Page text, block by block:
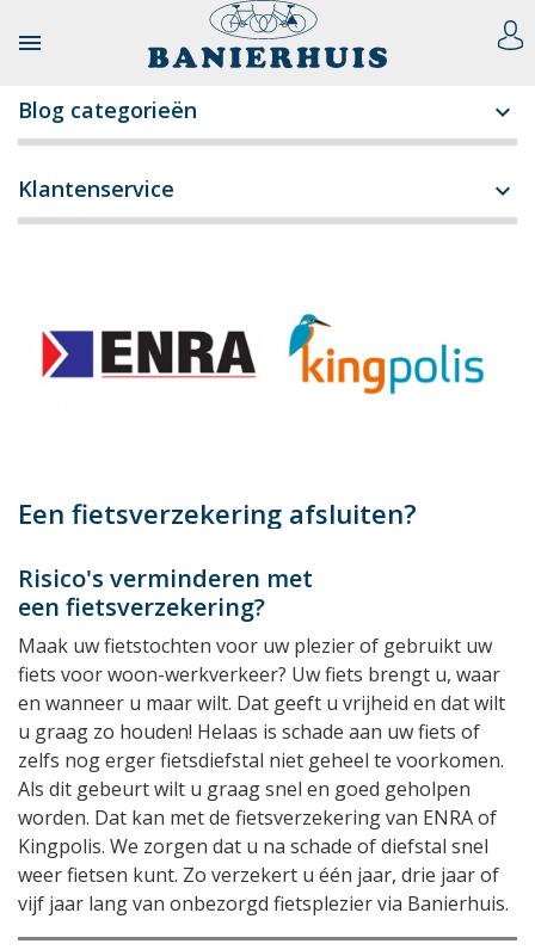

Blog categorieën 
Klantenservice 
Een fietsverzekering afsluiten?
Risico's verminderen met
een fietsverzekering?
Maak uw fietstochten voor uw plezier of gebruikt uw
fiets voor woon-werkverkeer? Uw fiets brengt u, waar
en wanneer u maar wilt. Dat geeft u vrijheid en dat wilt
u graag zo houden! Helaas is schade aan uw fiets of
zelfs nog erger fietsdiefstal niet geheel te voorkomen.
Als dit gebeurt wilt u graag snel en goed geholpen
worden. Dat kan met de fietsverzekering van ENRA of
Kingpolis. We zorgen dat u na schade of diefstal snel
weer fietsen kunt. Zo verzekert u één jaar, drie jaar of
vijf jaar lang van onbezorgd fietsplezier via Banierhuis.